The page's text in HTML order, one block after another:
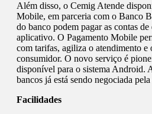
Além disso, o Cemig Atende
Mobile, em parceria com o Banco
do banco podem pagar as contas
aplicativo. O Pagamento Mobile
com tarifas, agiliza o atendimento e
consumidor. O novo serviço é
disponível para o sistema Android.
bancos já está sendo negociada pela
Facilidades